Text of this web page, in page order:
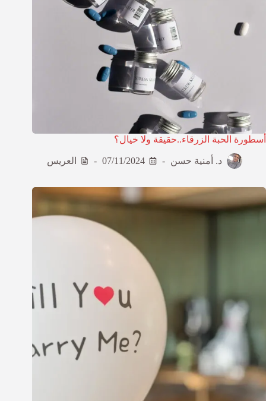
أسطورة الحبة الزرقاء..حقيقة ولا خيال؟
د. أمنية حسن 07/11/2024 العريس